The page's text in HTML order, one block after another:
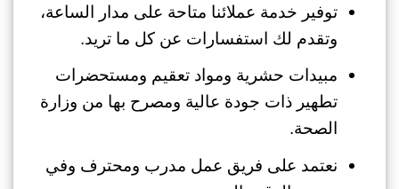
توفير خدمة عملائنا متاحة على مدار الساعة،
وتقدم لك استفسارات عن كل ما تريد.
مبيدات حشرية ومواد تعقيم ومستحضرات
تطهير ذات جودة عالية ومصرح بها من وزارة
الصحة.
نعتمد على فريق عمل مدرب ومحترف وفي